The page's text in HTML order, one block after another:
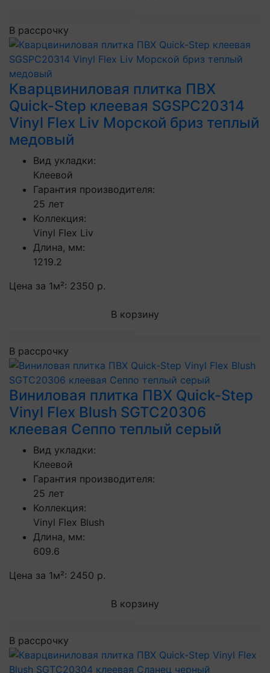
В рассрочку
Кварцвиниловая плитка ПВХ
Quick-Step клеевая SGSPC20314
Vinyl Flex Liv Морской бриз теплый
медовый
Вид укладки:
Клеевой
Гарантия производителя:
25 лет
Коллекция:
Vinyl Flex Liv
Длина, мм:
1219.2
Цена за 1м²: 2350 р.
В корзину
В рассрочку
Виниловая плитка ПВХ Quick-Step
Vinyl Flex Blush SGTC20306
клеевая Сеппо теплый серый
Вид укладки:
Клеевой
Гарантия производителя:
25 лет
Коллекция:
Vinyl Flex Blush
Длина, мм:
609.6
Цена за 1м²: 2450 р.
В корзину
В рассрочку